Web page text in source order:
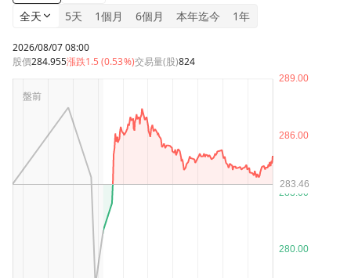
全天
5天 1個月 6個月 本年迄今 1年
2026/08/07 08:00
股價284.955漲跌1.5 (0.53%)交易量(股)824